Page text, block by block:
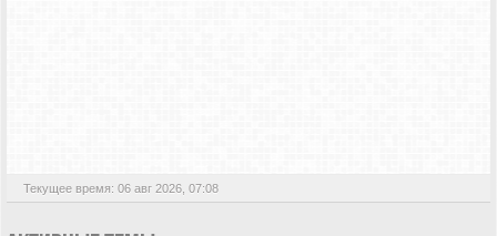
Текущее время: 06 авг 2026, 07:08